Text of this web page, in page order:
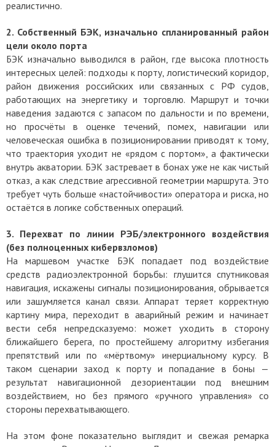
реалистично.
2. Собственный БЭК, изначально спланированный район
цели около порта
БЭК изначально выводился в район, где высока плотность
интересных целей: подходы к порту, логистический коридор,
район движения российских или связанных с РФ судов,
работающих на энергетику и торговлю. Маршрут и точки
наведения задаются с запасом по дальности и по времени,
но просчёты в оценке течений, помех, навигации или
человеческая ошибка в позиционировании приводят к тому,
что траектория уходит не «рядом с портом», а фактически
внутрь акватории. БЭК застревает в бонах уже не как чистый
отказ, а как следствие агрессивной геометрии маршрута. Это
требует чуть больше «настойчивости» оператора и риска, но
остаётся в логике собственных операций.
3. Перехват по линии РЭБ/электронного воздействия
(без полноценных кибервзломов)
На маршевом участке БЭК попадает под воздействие
средств радиоэлектронной борьбы: глушится спутниковая
навигация, искажены сигналы позиционирования, обрывается
или зашумляется канал связи. Аппарат теряет корректную
картину мира, переходит в аварийный режим и начинает
вести себя непредсказуемо: может уходить в сторону
ближайшего берега, по простейшему алгоритму избегания
препятствий или по «мёртвому» инерциальному курсу. В
таком сценарии заход к порту и попадание в боны —
результат навигационной дезориентации под внешним
воздействием, но без прямого «ручного управления» со
стороны перехватывающего.
На этом фоне показательно выглядит и свежая ремарка